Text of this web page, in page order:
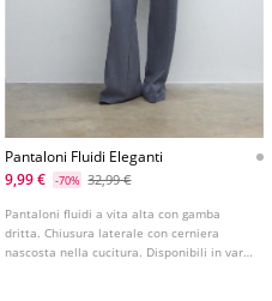
Pantaloni Fluidi Eleganti
9,99 €
-70% 32,99 €
Pantaloni fluidi a vita alta con gamba
dritta. Chiusura laterale con cerniera
nascosta nella cucitura. Disponibili in vari